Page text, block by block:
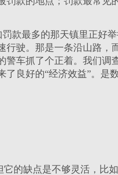
款最多的那天镇里正好
驶。那是一条沿山路，
车抓了个正着。我们调
良好的“经济效益”。是
的缺点是不够灵活，比